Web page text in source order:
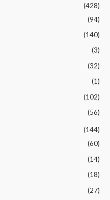
(428)
(94)
(140)
(3)
(32)
(1)
(102)
(56)
(144)
(60)
(14)
(18)
(27)